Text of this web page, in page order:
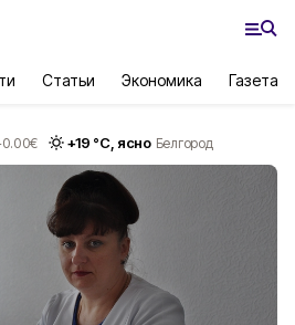
Статьи Экономика Газета
€ +19 °С, ясно Белгород